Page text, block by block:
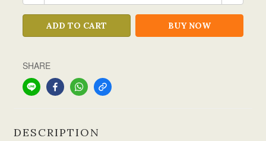
ADD TO CART BUY NOW
SHARE
DESCRIPTION